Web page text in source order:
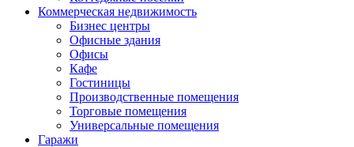
Коммерческая недвижимость
Бизнес центры
Офисные здания
Офисы
Кафе
Гостиницы
Производственные помещения
Торговые помещения
Универсальные помещения
Гаражи